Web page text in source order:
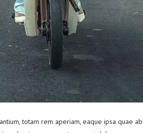
totam rem aperiam, eaque ipsa quae